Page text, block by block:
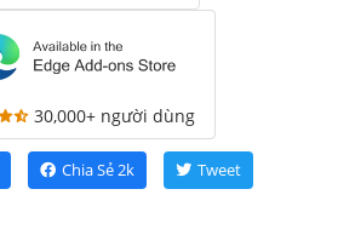
30,000+ người dùng
Chia Sẻ2k Tweet